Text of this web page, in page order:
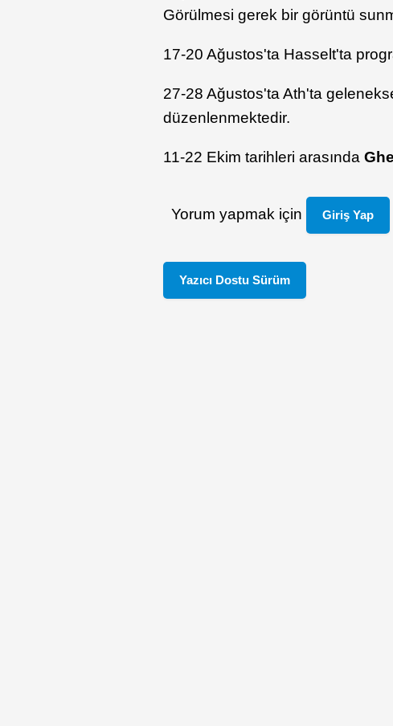
Görülmesi gerek bir görüntü
17-20 Ağustos'ta Hasselt'ta
27-28 Ağustos'ta Ath'ta
düzenlenmektedir.
11-22 Ekim tarihleri arasında
Yorum yapmak için Giriş Yap
Yazıcı Dostu Sürüm